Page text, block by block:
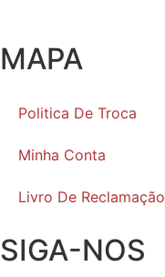
MAPA
Politica De Troca
Minha Conta
Livro De Reclamação
SIGA-NOS